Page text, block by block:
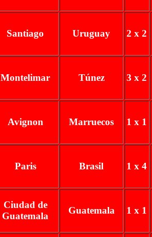
Santiago Uruguay 2 x 2
Montelimar Túnez 3 x 2
Avignon Marruecos 1 x 1
Paris Brasil 1 x 4
Ciudad de
Guatemala
Guatemala 1 x 1